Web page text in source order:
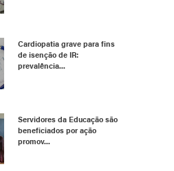
Cardiopatia grave para fins
de isenção de IR:
prevalência...
Servidores da Educação são
beneficiados por ação
promov...